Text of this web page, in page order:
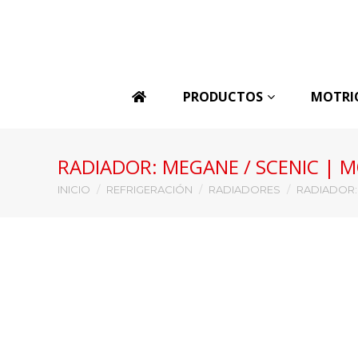
PRODUCTOS
RADIADOR: MEGANE / SCENIC |
Estás aquí:
INICIO REFRIGERACIÓN RADIADORES